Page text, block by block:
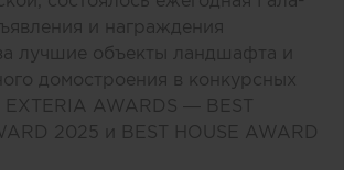
и награждения
лучшие объекты ландшафта и
домостроения в конкурсных
EXTERIA AWARDS — BEST
2025 и BEST HOUSE AWARD